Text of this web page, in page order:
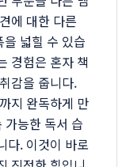
에 대한 다른
넓힐 수 있습
경험은 혼자 책
감을 줍니다.
지 완독하게 만
능한 독서 습
다. 이것이 바로